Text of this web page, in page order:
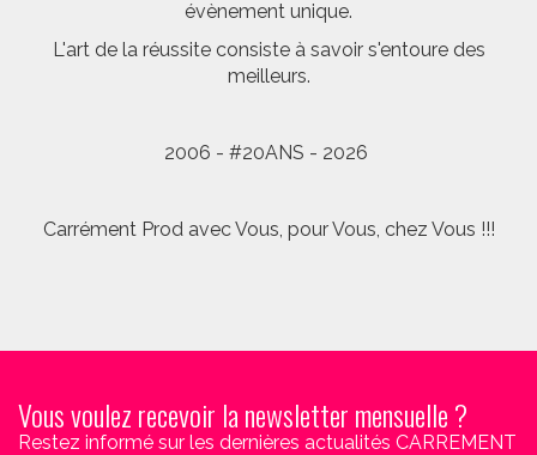
évènement unique.
L'art de la réussite consiste à savoir s'entoure des
meilleurs.
2006 - #20ANS - 2026
Carrément Prod avec Vous, pour Vous, chez Vous !!!
Vous voulez recevoir la newsletter mensuelle ?
Restez informé sur les dernières actualités CARREMENT